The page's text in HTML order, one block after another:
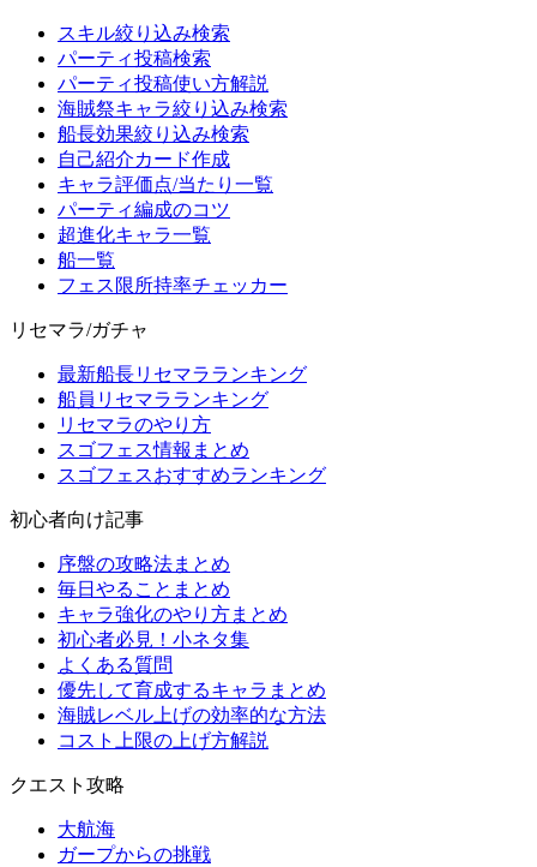
スキル絞り込み検索
パーティ投稿検索
パーティ投稿使い方解説
海賊祭キャラ絞り込み検索
船長効果絞り込み検索
自己紹介カード作成
キャラ評価点/当たり一覧
パーティ編成のコツ
超進化キャラ一覧
船一覧
フェス限所持率チェッカー
リセマラ/ガチャ
最新船長リセマラランキング
船員リセマラランキング
リセマラのやり方
スゴフェス情報まとめ
スゴフェスおすすめランキング
初心者向け記事
序盤の攻略法まとめ
毎日やることまとめ
キャラ強化のやり方まとめ
初心者必見！小ネタ集
よくある質問
優先して育成するキャラまとめ
海賊レベル上げの効率的な方法
コスト上限の上げ方解説
クエスト攻略
大航海
ガープからの挑戦